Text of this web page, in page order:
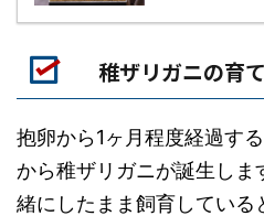
稚ザリガニの育
抱卵から1ヶ月程度経過す
から稚ザリガニが誕生しま
緒にしたまま飼育している